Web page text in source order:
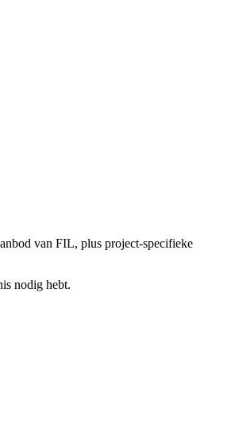
van FIL, plus project-specifieke
nodig hebt.